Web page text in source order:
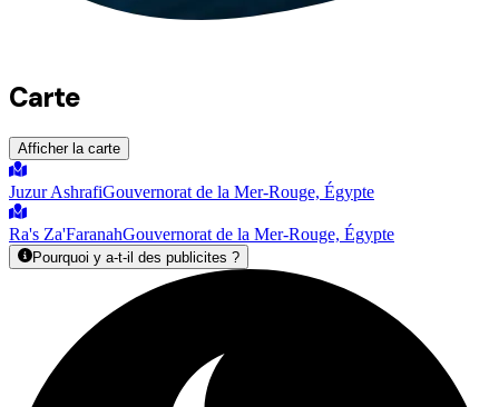
Carte
Afficher la carte
Juzur AshrafiGouvernorat de la Mer-Rouge, Égypte
Ra's Za'FaranahGouvernorat de la Mer-Rouge, Égypte
Pourquoi y a-t-il des publicites ?